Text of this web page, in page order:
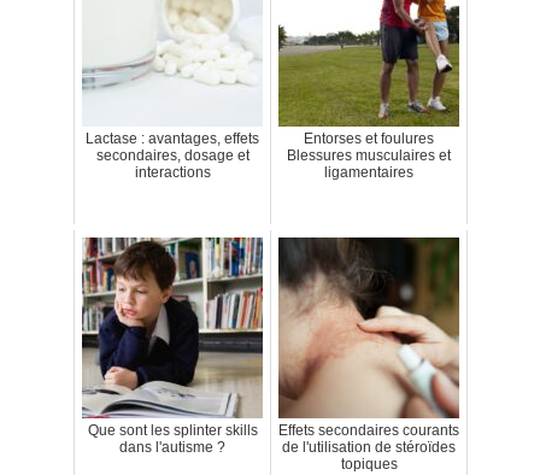
Lactase : avantages, effets
secondaires, dosage et
interactions
Entorses et foulures
Blessures musculaires et
ligamentaires
Que sont les splinter skills
dans l'autisme ?
Effets secondaires courants
de l'utilisation de stéroïdes
topiques